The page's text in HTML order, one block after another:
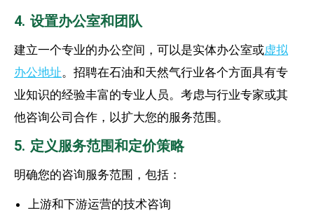
4. 设置办公室和团队
建立一个专业的办公空间，可以是实体办公室或虚拟
办公地址。招聘在石油和天然气行业各个方面具有专
业知识的经验丰富的专业人员。考虑与行业专家或其
他咨询公司合作，以扩大您的服务范围。
5. 定义服务范围和定价策略
明确您的咨询服务范围，包括：
上游和下游运营的技术咨询